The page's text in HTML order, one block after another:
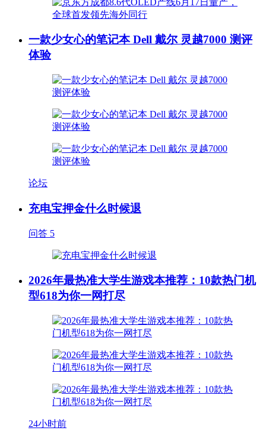
一款少女心的笔记本 Dell 戴尔 灵越7000 测评
体验
论坛
充电宝押金什么时候退
问答 5
2026年最热准大学生游戏本推荐：10款热门机
型618为你一网打尽
24小时前